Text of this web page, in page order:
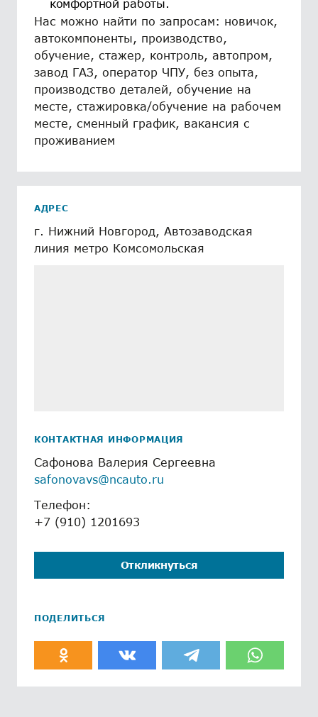
комфортной работы.
Нас можно найти по запросам: новичок,
автокомпоненты, производство,
обучение, стажер, контроль, автопром,
завод ГАЗ, оператор ЧПУ, без опыта,
производство деталей, обучение на
месте, стажировка/обучение на рабочем
месте, сменный график, вакансия с
проживанием
АДРЕС
г. Нижний Новгород, Автозаводская
линия метро Комсомольская
КОНТАКТНАЯ ИНФОРМАЦИЯ
Сафонова Валерия Сергеевна
safonovavs@ncauto.ru
Телефон:
+7 (910) 1201693
Откликнуться
ПОДЕЛИТЬСЯ